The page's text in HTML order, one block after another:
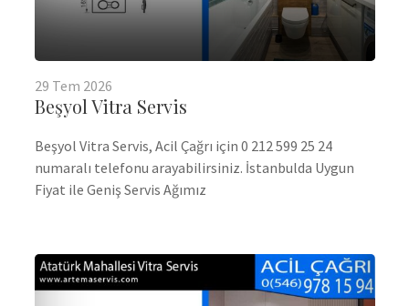
29 Tem 2026
Beşyol Vitra Servis
Beşyol Vitra Servis, Acil Çağrı için 0 212 599 25 24
numaralı telefonu arayabilirsiniz. İstanbulda Uygun
Fiyat ile Geniş Servis Ağımız